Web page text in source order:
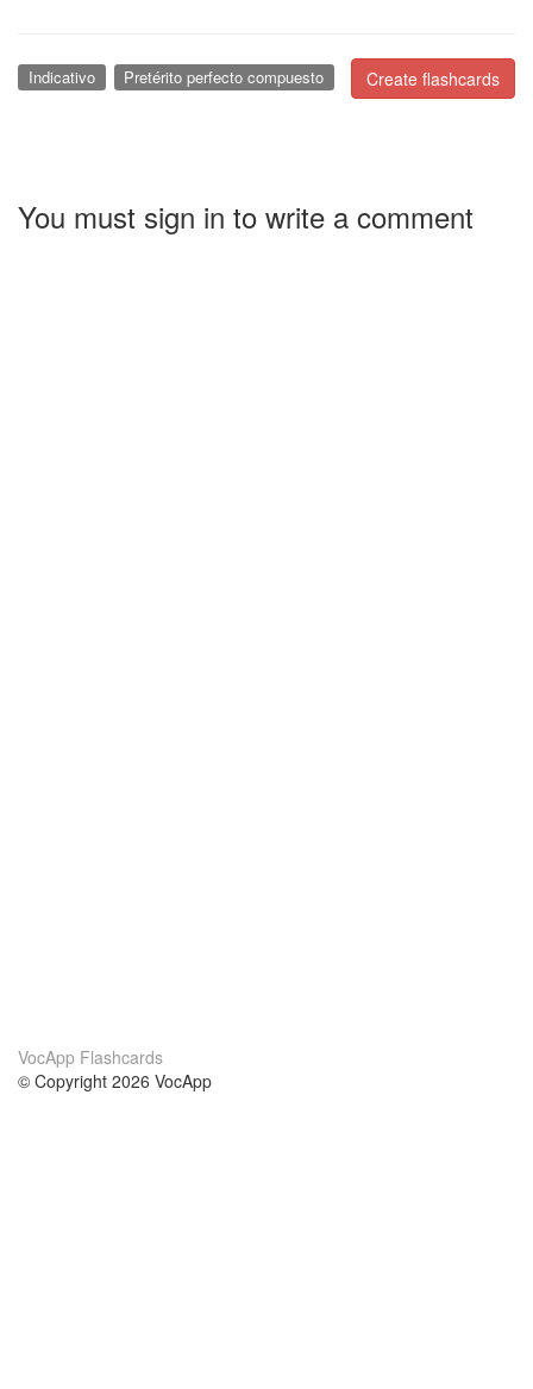
Create flashcards
Indicativo Pretérito perfecto compuesto
You must sign in to write a comment
VocApp Flashcards
© Copyright 2026 VocApp